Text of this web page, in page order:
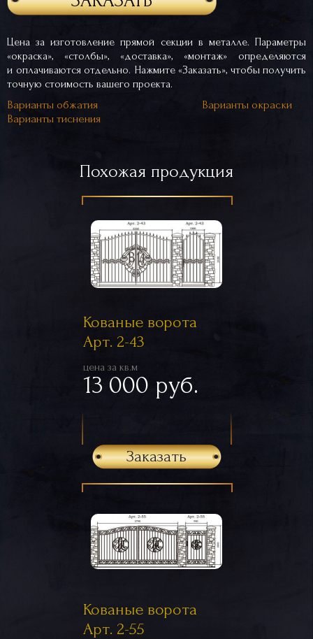
Цена за изготовление прямой секции в металле. Параметры
«окраска», «столбы», «доставка», «монтаж» определяются
и оплачиваются отдельно. Нажмите «Заказать», чтобы получить
точную стоимость вашего проекта.
Варианты обжатия
Варианты окраски
Варианты тиснения
Похожая продукция
Кованые ворота
Арт. 2-43
цена за кв.м
13 000 руб.
Заказать
Кованые ворота
Арт. 2-55